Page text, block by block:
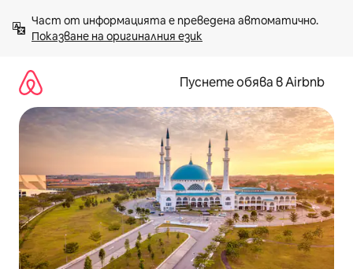
към
съдържанието
Показване на оригиналния език
Пуснете обява в Airbnb